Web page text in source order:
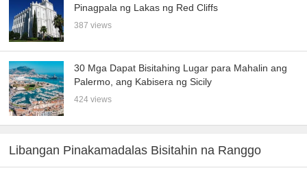
Pinagpala ng Lakas ng Red Cliffs
387 views
30 Mga Dapat Bisitahing Lugar para Mahalin ang
Palermo, ang Kabisera ng Sicily
424 views
Libangan Pinakamadalas Bisitahin na Ranggo